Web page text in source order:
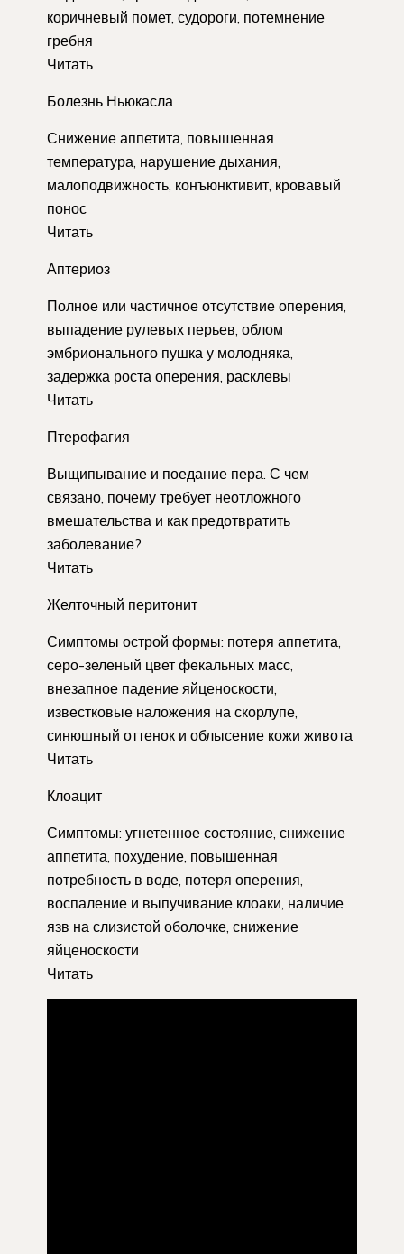
коричневый помет, судороги, потемнение
гребня
Читать
Болезнь Ньюкасла
Снижение аппетита, повышенная
температура, нарушение дыхания,
малоподвижность, конъюнктивит, кровавый
понос
Читать
Аптериоз
Полное или частичное отсутствие оперения,
выпадение рулевых перьев, облом
эмбрионального пушка у молодняка,
задержка роста оперения, расклевы
Читать
Птерофагия
Выщипывание и поедание пера. С чем
связано, почему требует неотложного
вмешательства и как предотвратить
заболевание?
Читать
Желточный перитонит
Симптомы острой формы: потеря аппетита,
серо-зеленый цвет фекальных масс,
внезапное падение яйценоскости,
известковые наложения на скорлупе,
синюшный оттенок и облысение кожи живота
Читать
Клоацит
Симптомы: угнетенное состояние, снижение
аппетита, похудение, повышенная
потребность в воде, потеря оперения,
воспаление и выпучивание клоаки, наличие
язв на слизистой оболочке, снижение
яйценоскости
Читать